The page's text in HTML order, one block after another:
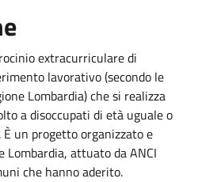
extracurriculare di
lavorativo (secondo le
Lombardia) che si realizza
a disoccupati di età uguale o
un progetto organizzato e
Lombardia, attuato da ANCI
che hanno aderito.